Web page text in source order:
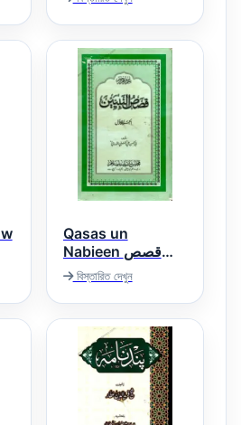
قاعدہ
Qasas un
Nabieen قصص
النبیین
বিস্তারিত দেখুন